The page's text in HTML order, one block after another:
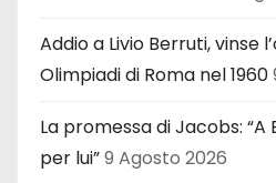
Addio a Livio Berruti, vinse
Olimpiadi di Roma nel 1960
La promessa di Jacobs:
per lui”9 Agosto 2026